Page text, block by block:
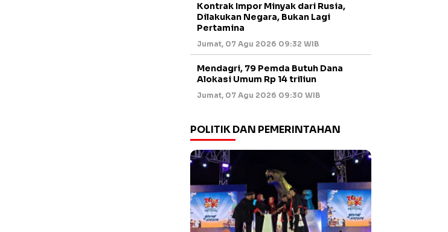
Kontrak Impor Minyak dari Rusia,
Dilakukan Negara, Bukan Lagi
Pertamina
Jumat, 07 Agu 2026 09:32 WIB
Mendagri, 79 Pemda Butuh Dana
Alokasi Umum Rp 14 triliun
Jumat, 07 Agu 2026 09:30 WIB
POLITIK DAN PEMERINTAHAN